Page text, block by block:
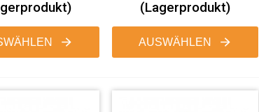
(Lagerprodukt)
AUSWÄHLEN